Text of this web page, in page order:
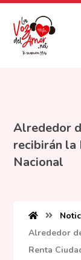
Alrededor
recibirán la
Nacional
Alrededor
Renta